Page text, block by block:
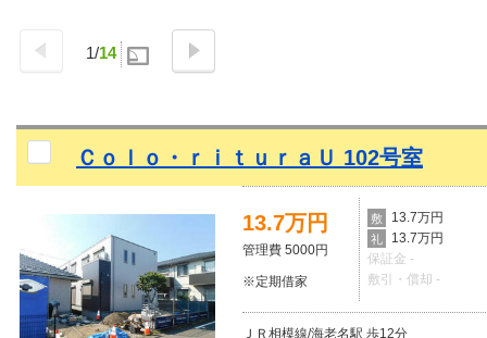
1/14
Ｃｏｌｏ・ｒｉｔｕｒａＵ 102号室
13.7万円
管理費 5000円
※定期借家
敷 13.7万円
礼
13.7万円
保証金 -
敷引・償却 -
ＪＲ相模線/海老名駅 歩12分